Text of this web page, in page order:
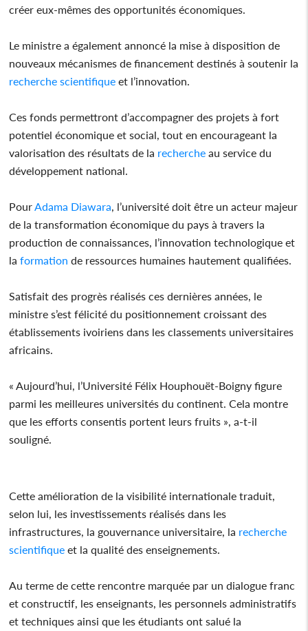
créer eux-mêmes des opportunités économiques.
Le ministre a également annoncé la mise à disposition de
nouveaux mécanismes de financement destinés à soutenir la
recherche scientifique et l’innovation.
Ces fonds permettront d’accompagner des projets à fort
potentiel économique et social, tout en encourageant la
valorisation des résultats de la recherche au service du
développement national.
Pour Adama Diawara , l’université doit être un acteur majeur
de la transformation économique du pays à travers la
production de connaissances, l’innovation technologique et
la formation de ressources humaines hautement qualifiées.
Satisfait des progrès réalisés ces dernières années, le
ministre s’est félicité du positionnement croissant des
établissements ivoiriens dans les classements universitaires
africains.
« Aujourd’hui, l’Université Félix Houphouët-Boigny figure
parmi les meilleures universités du continent. Cela montre
que les efforts consentis portent leurs fruits », a-t-il
souligné.
Cette amélioration de la visibilité internationale traduit,
selon lui, les investissements réalisés dans les
infrastructures, la gouvernance universitaire, la recherche
scientifique et la qualité des enseignements.
Au terme de cette rencontre marquée par un dialogue franc
et constructif, les enseignants, les personnels administratifs
et techniques ainsi que les étudiants ont salué la